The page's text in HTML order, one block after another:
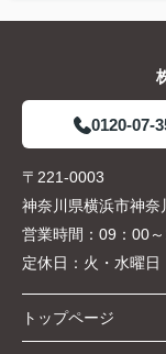
0120-07-
〒221-0003
神奈川県横浜市神
営業時間： 09：00
定休日： 火・水曜
トップページ